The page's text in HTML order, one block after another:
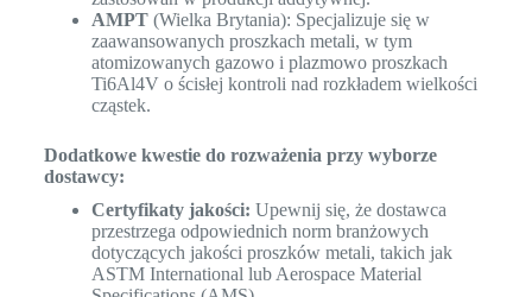
AMPT(Wielka Brytania): Specjalizuje się w
zaawansowanych proszkach metali, w tym
atomizowanych gazowo i plazmowo proszkach
Ti6Al4V o ścisłej kontroli nad rozkładem wielkości
cząstek.
Dodatkowe kwestie do rozważenia przy wyborze
dostawcy:
Certyfikaty jakości: Upewnij się, że dostawca
przestrzega odpowiednich norm branżowych
dotyczących jakości proszków metali, takich jak
ASTM International lub Aerospace Material